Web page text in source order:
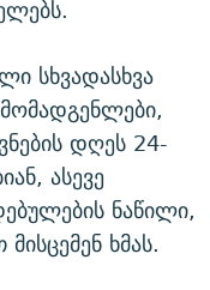
სხვადასხვა
დღეს 24-
ასევე
ნაწილი,
ხმას.